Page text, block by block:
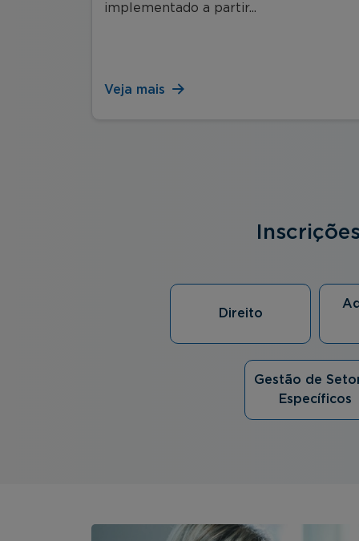
implementado a partir...
Veja mais
Direito
Gestão de
Específicos